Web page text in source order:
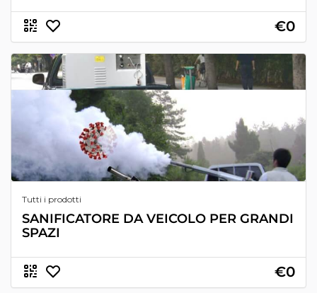
€0
Tutti i prodotti
SANIFICATORE DA VEICOLO PER GRANDI
SPAZI
€0